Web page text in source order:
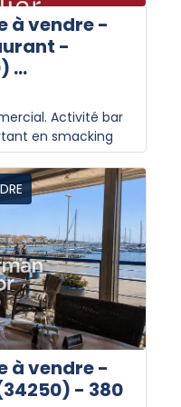
à vendre -
-
...
Activité bar
en smacking
qui travaille à
CA
HT annuel Les
ce bien est
site Géorisques
à vendre -
- 380